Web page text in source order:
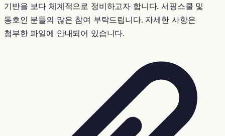
기반을 보다 체계적으로 정비하고자 합니다. 서핑스쿨 및
동호인 분들의 많은 참여 부탁드립니다. 자세한 사항은
첨부한 파일에 안내되어 있습니다.